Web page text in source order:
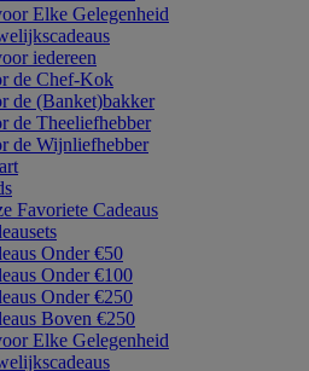
Elke Gelegenheid
iedereen
de Chef-Kok
de (Banket)bakker
de Theeliefhebber
de Wijnliefhebber
Favoriete Cadeaus
Onder €50
Onder €100
Onder €250
Boven €250
Elke Gelegenheid